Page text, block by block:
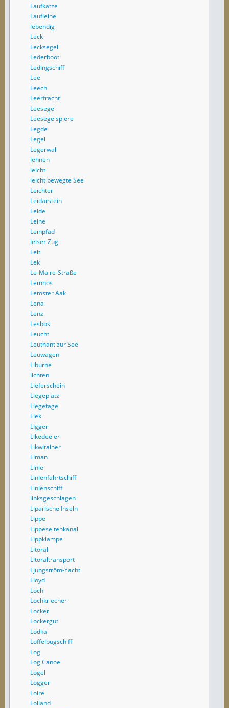
Laufkatze
Laufleine
lebendig
Leck
Lecksegel
Lederboot
Ledingschiff
Lee
Leech
Leerfracht
Leesegel
Leesegelspiere
Legde
Legel
Legerwall
lehnen
leicht
leicht bewegte See
Leichter
Leidarstein
Leide
Leine
Leinpfad
leiser Zug
Leit
Lek
Le-Maire-Straße
Lemnos
Lemster Aak
Lena
Lenz
Lesbos
Leucht
Leutnant zur See
Leuwagen
Liburne
lichten
Lieferschein
Liegeplatz
Liegetage
Liek
Ligger
Likedeeler
Likwitainer
Liman
Linie
Linienfahrtschiff
Linienschiff
linksgeschlagen
Liparische Inseln
Lippe
Lippeseitenkanal
Lippklampe
Litoral
Litoraltransport
Ljungström-Yacht
Lloyd
Loch
Lochkriecher
Locker
Lockergut
Lodka
Löffelbugschiff
Log
Log Canoe
Lögel
Logger
Loire
Lolland